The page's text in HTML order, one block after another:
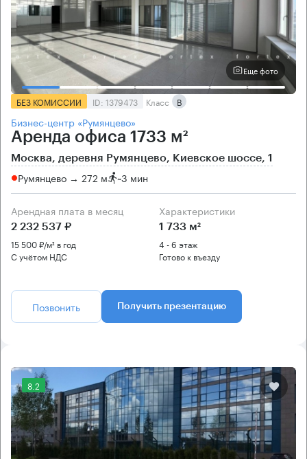
Еще фото
БЕЗ КОМИССИИ ID: 1379473 Класс B
Бизнес-центр «Румянцево»
Аренда офиса 1733 м²
Москва, деревня Румянцево, Киевское шоссе, 1
Румянцево → 272 м ~3 мин
Арендная плата в месяц
2 232 537 ₽
15 500 ₽/м² в год
С учётом НДС
Характеристики
1 733 м²
4 - 6 этаж
Готово к въезду
Позвонить Получить презентацию
8.2